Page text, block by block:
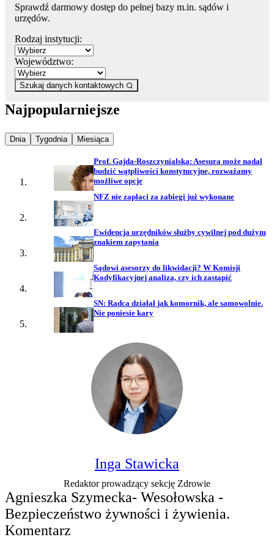
Sprawdź darmowy dostęp do pełnej bazy m.in. sądów i
urzędów.
Rodzaj instytucji:
Województwo:
Szukaj danych kontaktowych
Najpopularniejsze
Najpopularniejsze wiadomości z
Dnia Najpopularniejsze wiadomości z
Tygodnia Najpopularniejsze wiadomości z
Miesiąca
Prof. Gajda-Roszczynialska: Asesura może nadal
budzić wątpliwości konstytucyjne, rozważamy
możliwe opcje
NFZ nie zapłaci za zabiegi już wykonane
Ewidencja urzędników służby cywilnej pod dużym
znakiem zapytania
Sądowi asesorzy do likwidacji? W Komisji
Kodyfikacyjnej analiza, czy ich zastąpić
SN: Radca działał jak komornik, ale samowolnie.
Nie poniesie kary
Inga Stawicka
Redaktor prowadzący sekcję Zdrowie
Agnieszka Szymecka- Wesołowska -
Bezpieczeństwo żywności i żywienia.
Komentarz